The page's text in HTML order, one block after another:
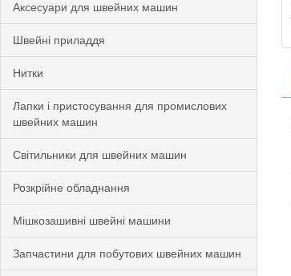
Аксесуари для швейних машин
Швейні приладдя
Нитки
Лапки і пристосування для промислових
швейних машин
Світильники для швейних машин
Розкрійне обладнання
Мішкозашивні швейні машини
Запчастини для побутових швейних машин